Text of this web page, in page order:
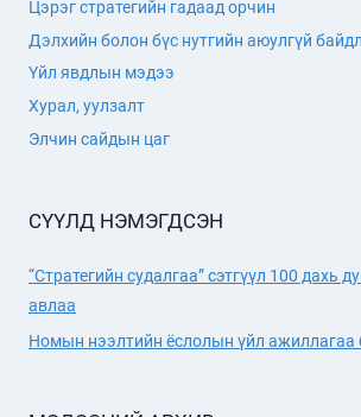
Цэрэг стратегийн гадаад орчин
Дэлхийн болон бүс нутгийн аюулгүй
Үйл явдлын мэдээ
Хурал, уулзалт
Элчин сайдын цаг
СҮҮЛД НЭМЭГДСЭН
“Стратегийн судалгаа” сэтгүүл 100 дахь
авлаа
Номын нээлтийн ёслолын үйл ажиллагаа